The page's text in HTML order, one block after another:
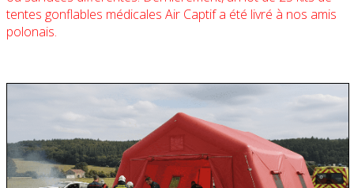
tentes gonflables médicales Air Captif a été livré à nos amis
polonais.